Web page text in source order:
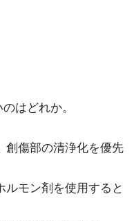
はどれか。
創傷部の清浄化を優先
ルモン剤を使用すると